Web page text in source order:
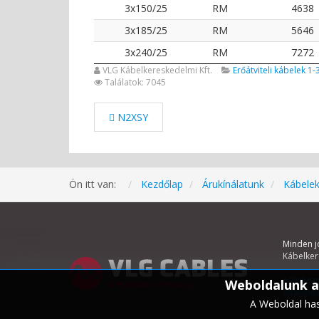
3x150/25
RM 4638
3x185/25
RM 5646
3x240/25
RM 7272
VLG Kábelkereskedelmi Kft. Erőátviteli kábelek
Találatok: 7045
N2XSY
Ön itt van: Kezdőlap Árukínálatunk
Weboldalunk
A Weboldal
Minden